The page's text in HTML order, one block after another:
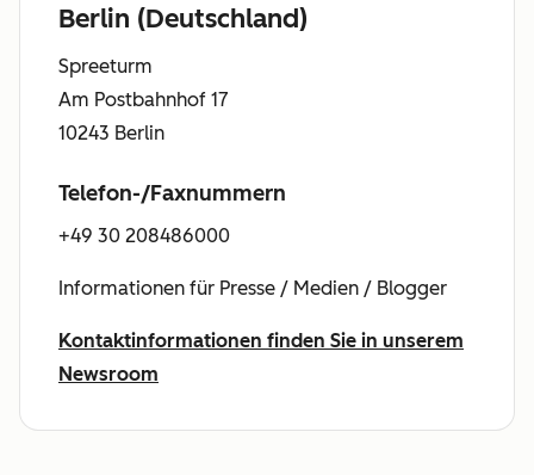
Berlin (Deutschland)
Spreeturm
Am Postbahnhof 17
10243 Berlin
Telefon-/Faxnummern
+49 30 208486000
Informationen für Presse / Medien / Blogger
Kontaktinformationen finden Sie in unserem
Newsroom